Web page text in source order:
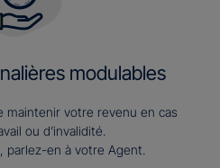
modulables
votre revenu en cas
ou d’invalidité.
parlez-en à votre Agent.